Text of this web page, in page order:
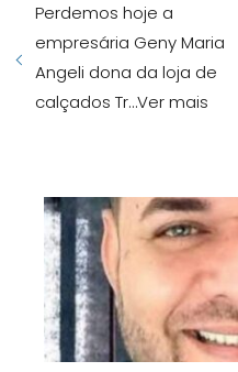
Perdemos hoje a
empresária Geny Maria
Angeli dona da loja de
calçados Tr…Ver mais